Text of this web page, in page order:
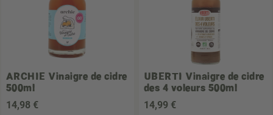
ARCHIE Vinaigre de cidre
500ml
14,98 €
UBERTI Vinaigre de cidre
des 4 voleurs 500ml
14,99 €